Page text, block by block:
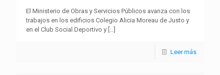
El Ministerio de Obras y Servicios Públicos avanza con los
trabajos en los edificios Colegio Alicia Moreau de Justo y
en el Club Social Deportivo y […]
Leer más